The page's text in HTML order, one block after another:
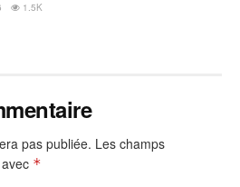
1.5K
pas publiée. Les champs
*